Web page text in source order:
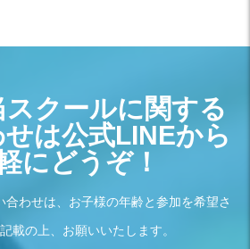
クールに関する
は公式LINEから
にどうぞ！
合わせは、お子様の年齢と参加を希望さ
載の上、お願いいたします。